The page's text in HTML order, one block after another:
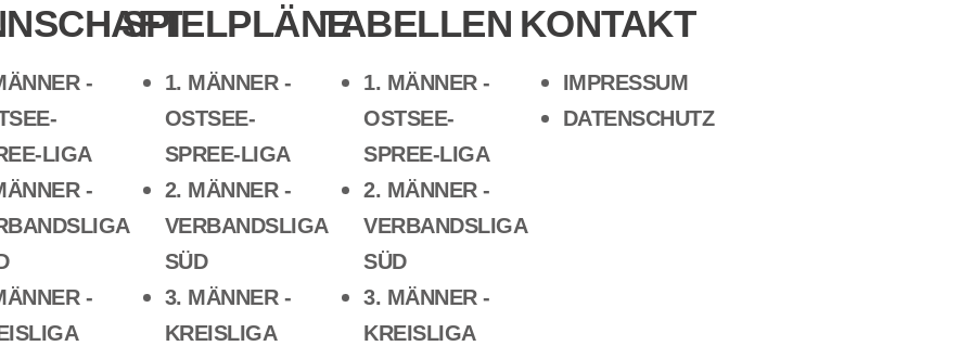
-
LIGA
-
-
SPIELPLÄNE
1. MÄNNER -
OSTSEE-
SPREE-LIGA
2. MÄNNER -
VERBANDSLIGA
SÜD
3. MÄNNER -
KREISLIGA
TABELLEN
1. MÄNNER -
OSTSEE-
SPREE-LIGA
2. MÄNNER -
VERBANDSLIGA
SÜD
3. MÄNNER -
KREISLIGA
KONTAKT
IMPRESSUM
DATENSCHUTZ